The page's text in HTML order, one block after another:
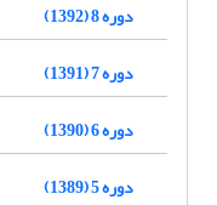
دوره 8 (1392)
دوره 7 (1391)
دوره 6 (1390)
دوره 5 (1389)